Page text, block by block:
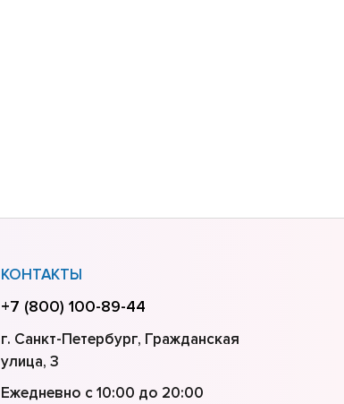
КОНТАКТЫ
+7 (800) 100-89-44
г. Санкт-Петербург, Гражданская
улица, 3
Ежедневно с 10:00 до 20:00